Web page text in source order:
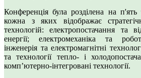
Конференція була розділена на
кожна з яких відображає
технологій: електропостачання та
енергії; електромеханіка та
інженерія та електромагнітні
та технології тепло- і
комп’ютерно-інтегровані технології.